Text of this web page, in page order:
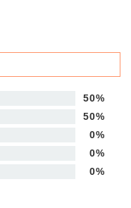
50%
50%
0%
0%
0%